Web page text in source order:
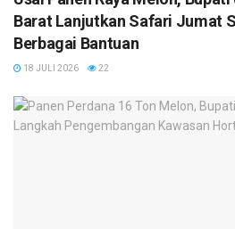
Barat Lanjutkan Safari Jumat
Berbagai Bantuan
18 JULI 2026 22